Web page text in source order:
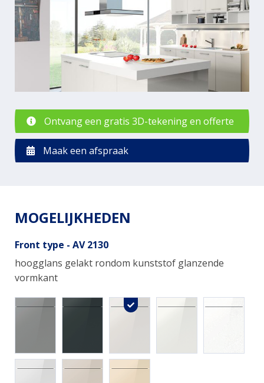
Ontvang een gratis 3D-tekening en offerte
Maak een afspraak
MOGELIJKHEDEN
Front type - AV 2130
hoogglans gelakt rondom kunststof glanzende
vormkant